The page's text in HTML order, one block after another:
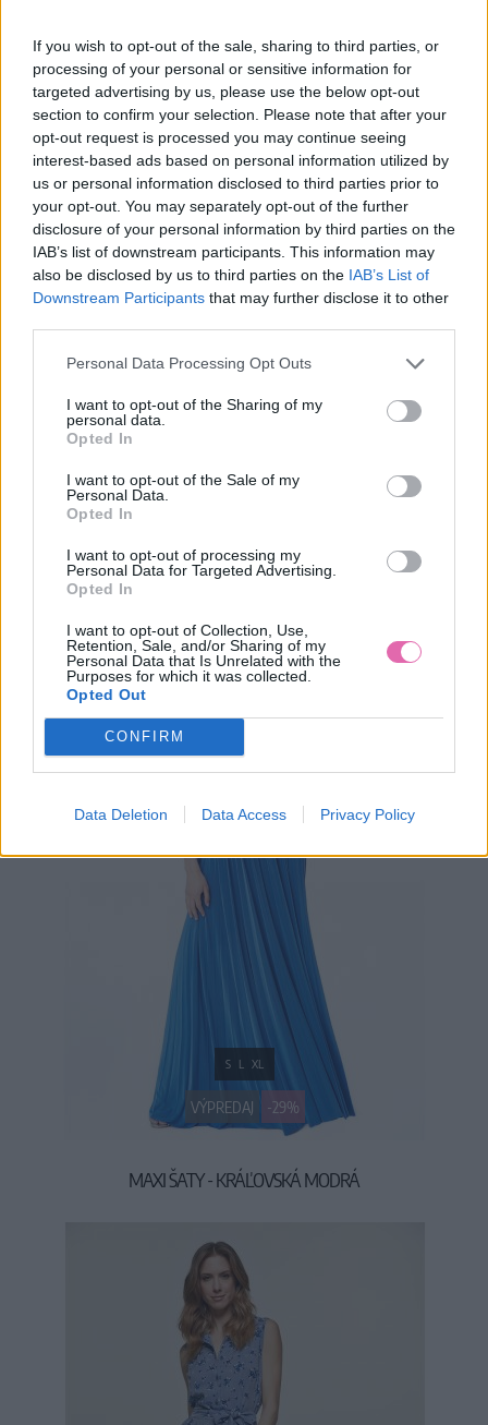
If you wish to opt-out of the sale, sharing to third parties, or
processing of your personal or sensitive information for
targeted advertising by us, please use the below opt-out
section to confirm your selection. Please note that after your
opt-out request is processed you may continue seeing
interest-based ads based on personal information utilized by
us or personal information disclosed to third parties prior to
your opt-out. You may separately opt-out of the further
disclosure of your personal information by third parties on the
IAB’s list of downstream participants. This information may
also be disclosed by us to third parties on the IAB’s List of
Downstream Participants that may further disclose it to other
Personal Data Processing Opt Outs
I want to opt-out of the Sharing of my
personal data.
Opted In
I want to opt-out of the Sale of my
Personal Data.
Opted In
I want to opt-out of processing my
Personal Data for Targeted Advertising.
Opted In
I want to opt-out of Collection, Use,
Retention, Sale, and/or Sharing of my
Personal Data that Is Unrelated with the
Purposes for which it was collected.
Opted Out
CONFIRM
Data Deletion Data Access Privacy Policy
TANTE BETSY ČIERNE ŠATY S MARGARÉTKAMI
VÝPREDAJ -29%
S L XL
MAXI ŠATY - KRÁĽOVSKÁ MODRÁ